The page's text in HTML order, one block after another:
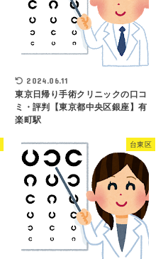
2024.06.11
東京日帰り手術クリニックの口コ
ミ・評判【東京都中央区銀座】有
楽町駅
台東区